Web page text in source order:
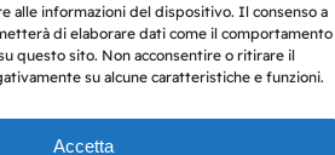
alle informazioni del dispositivo. Il consenso a
di elaborare dati come il comportamento
questo sito. Non acconsentire o ritirare il
su alcune caratteristiche e funzioni.
Accetta
numero 38 del 25/9/2019.
su questo sito sono forniti